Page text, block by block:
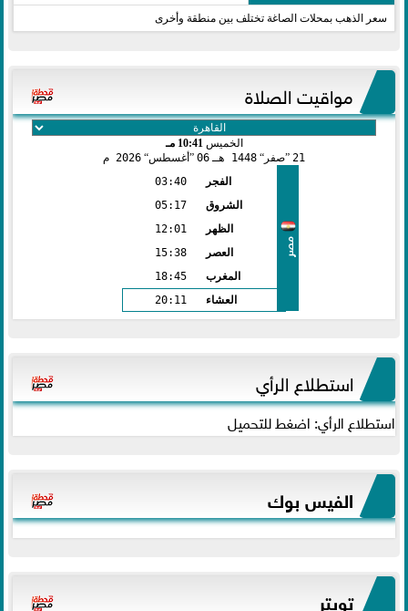
سعر الذهب بمحلات الصاغة تختلف بين منطقة وأخرى
مواقيت الصلاة
الخميس 10:41 مـ
21
صفر 1448 هـ 06 أغسطس 2026 م
مصر
الفجر
03:40
الشروق
05:17
الظهر
12:01
العصر
15:38
المغرب
18:45
العشاء
20:11
استطلاع الرأي
استطلاع الرأي: اضغط للتحميل
الفيس بوك
تويتر